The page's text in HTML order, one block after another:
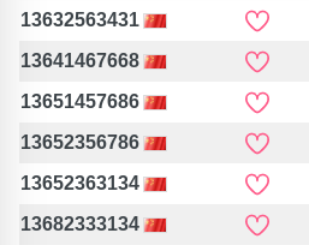
13632563431
13641467668
13651457686
13652356786
13652363134
13682333134